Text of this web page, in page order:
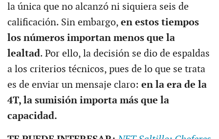
la única que no alcanzó ni siquiera seis de
calificación. Sin embargo, en estos tiempos
los números importan menos que la
lealtad. Por ello, la decisión se dio de espaldas
a los criterios técnicos, pues de lo que se trata
es de enviar un mensaje claro: en la era de la
4T, la sumisión importa más que la
capacidad.